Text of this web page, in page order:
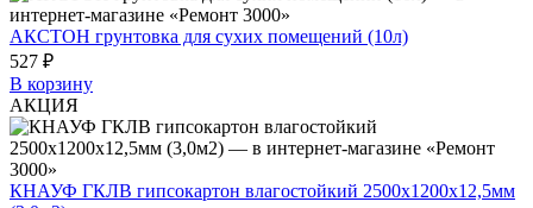
АКСТОН грунтовка для сухих помещений (10л)
527 ₽
В корзину
АКЦИЯ
КНАУФ ГКЛВ гипсокартон влагостойкий 2500х1200х12,5мм